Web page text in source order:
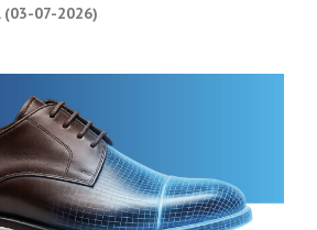
(03-07-2026)